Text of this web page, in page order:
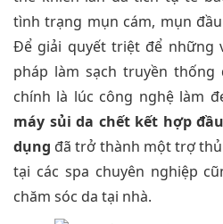
tình trạng mụn cám, mụn
Để giải quyết triệt để những
pháp làm sạch truyền
chính là lúc công nghệ làm
máy sủi da chết kết hợp
dụng đã trở thành một trợ
tại các spa chuyên nghiệp
chăm sóc da tại nhà.